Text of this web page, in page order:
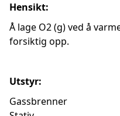
Hensikt:
Å lage O2 (g) ved å
forsiktig opp.
Utstyr:
Gassbrenner